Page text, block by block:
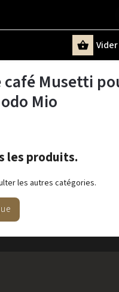
café Musetti
Mio
les produits.
les autres catégories.